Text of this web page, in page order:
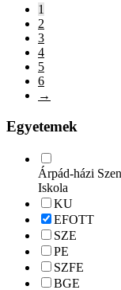
1
2
3
4
5
6
→
Egyetemek
Árpád-házi
Iskola
KU
EFOTT
SZE
PE
SZFE
BGE